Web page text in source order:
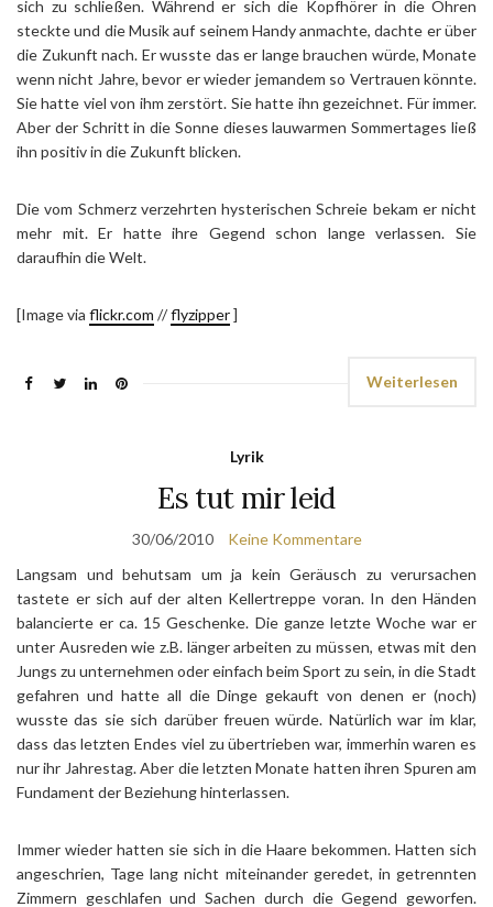
sich zu schließen. Während er sich die Kopfhörer in die Ohren
steckte und die Musik auf seinem Handy anmachte, dachte er über
die Zukunft nach. Er wusste das er lange brauchen würde, Monate
wenn nicht Jahre, bevor er wieder jemandem so Vertrauen könnte.
Sie hatte viel von ihm zerstört. Sie hatte ihn gezeichnet. Für immer.
Aber der Schritt in die Sonne dieses lauwarmen Sommertages ließ
ihn positiv in die Zukunft blicken.
Die vom Schmerz verzehrten hysterischen Schreie bekam er nicht
mehr mit. Er hatte ihre Gegend schon lange verlassen. Sie
daraufhin die Welt.
[Image via flickr.com //flyzipper]
Weiterlesen
Lyrik
Es tut mir leid
30/06/2010
Keine Kommentare
Langsam und behutsam um ja kein Geräusch zu verursachen
tastete er sich auf der alten Kellertreppe voran. In den Händen
balancierte er ca. 15 Geschenke. Die ganze letzte Woche war er
unter Ausreden wie z.B. länger arbeiten zu müssen, etwas mit den
Jungs zu unternehmen oder einfach beim Sport zu sein, in die Stadt
gefahren und hatte all die Dinge gekauft von denen er (noch)
wusste das sie sich darüber freuen würde. Natürlich war im klar,
dass das letzten Endes viel zu übertrieben war, immerhin waren es
nur ihr Jahrestag. Aber die letzten Monate hatten ihren Spuren am
Fundament der Beziehung hinterlassen.
Immer wieder hatten sie sich in die Haare bekommen. Hatten sich
angeschrien, Tage lang nicht miteinander geredet, in getrennten
Zimmern geschlafen und Sachen durch die Gegend geworfen.